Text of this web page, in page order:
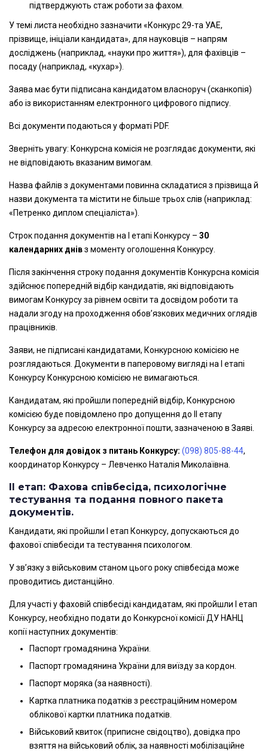
підтверджують стаж роботи за фахом.
У темі листа необхідно зазначити «Конкурс 29-та УАЕ,
прізвище, ініціали кандидата», для науковців – напрям
досліджень (наприклад, «науки про життя»), для фахівців –
посаду (наприклад, «кухар»).
Заява має бути підписана кандидатом власноруч (сканкопія)
або із використанням електронного цифрового підпису.
Всі документи подаються у форматі PDF.
Зверніть увагу: Конкурсна комісія не розглядає документи, які
не відповідають вказаним вимогам.
Назва файлів з документами повинна складатися з прізвища й
назви документа та містити не більше трьох слів (наприклад:
«Петренко диплом спеціаліста»).
Строк подання документів на І етапі Конкурсу – 30
календарних днівз моменту оголошення Конкурсу.
Після закінчення строку подання документів Конкурсна комісія
здійснює попередній відбір кандидатів, які відповідають
вимогам Конкурсу за рівнем освіти та досвідом роботи та
надали згоду на проходження обов’язкових медичних оглядів
працівників.
Заяви, не підписані кандидатами, Конкурсною комісією не
розглядаються. Документи в паперовому вигляді на І етапі
Конкурсу Конкурсною комісією не вимагаються.
Кандидатам, які пройшли попередній відбір, Конкурсною
комісією буде повідомлено про допущення до ІІ етапу
Конкурсу за адресою електронної пошти, зазначеною в Заяві.
Телефон для довідок з питань Конкурсу: (098) 805-88-44,
координатор Конкурсу – Левченко Наталія Миколаївна.
ІI етап: Фахова співбесіда, психологічне
тестування та подання повного пакета
документів.
Кандидати, які пройшли І етап Конкурсу, допускаються до
фахової співбесіди та тестування психологом.
У зв’язку з військовим станом цього року співбесіда може
проводитись дистанційно.
Для участі у фаховій співбесіді кандидатам, які пройшли І етап
Конкурсу, необхідно подати до Конкурсної комісії ДУ НАНЦ
копії наступних документів:
Паспорт громадянина України.
Паспорт громадянина України для виїзду за кордон.
Паспорт моряка (за наявності).
Картка платника податків з реєстраційним номером
облікової картки платника податків.
Військовий квиток (приписне свідоцтво), довідка про
взяття на військовий облік, за наявності мобілізаційне